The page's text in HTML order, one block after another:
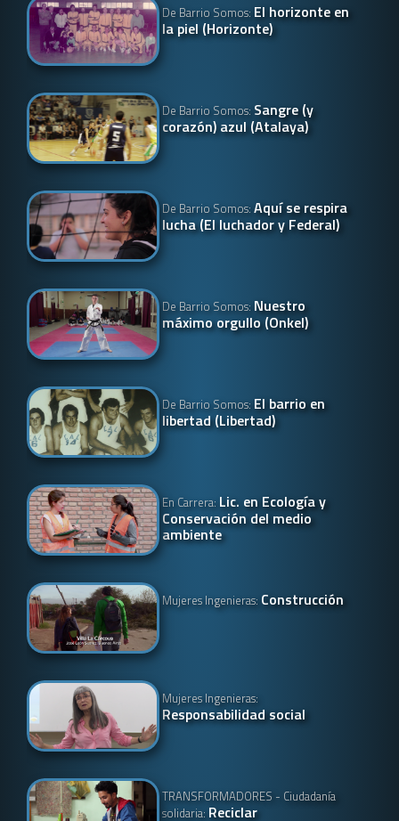
De Barrio Somos: El horizonte en
la piel (Horizonte)
De Barrio Somos: Sangre (y
corazón) azul (Atalaya)
De Barrio Somos:Aquí se respira
lucha (El luchador y Federal)
De Barrio Somos: Nuestro
máximo orgullo (Onkel)
De Barrio Somos: El barrio en
libertad (Libertad)
En Carrera: Lic. en Ecología y
Conservación del medio
ambiente
Mujeres Ingenieras: Construcción
Mujeres Ingenieras:
Responsabilidad social
TRANSFORMADORES - Ciudadanía
solidaria: Reciclar